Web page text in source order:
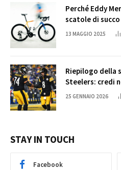
Perché Eddy
scatole di succo
13 MAGGIO 2025
Riepilogo della
Steelers: credi
25 GENNAIO 2026
STAY IN TOUCH
Facebook